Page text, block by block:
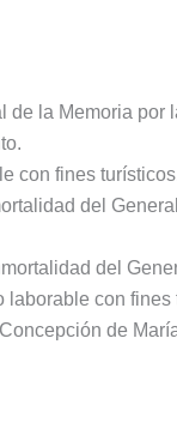
la Memoria por
con fines
del
del
laborable con fines
de